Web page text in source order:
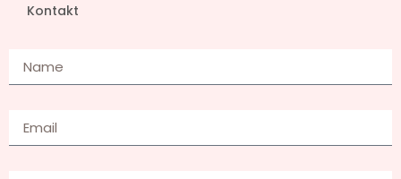
Kontakt